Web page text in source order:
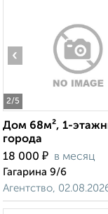
2/5
‹
Дом 68м², 1-
города
18 000 ₽ в месяц
Гагарина 9/6
Агентство,